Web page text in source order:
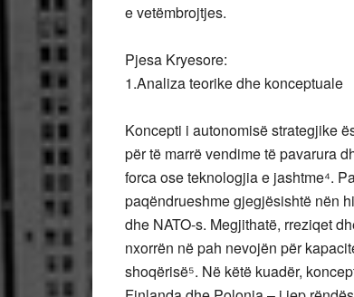
e vetëmbrojtjes.
Pjesa Kryesore:
1.Analiza teorike dhe konceptuale
Koncepti i autonomisë strategjike
për të marrë vendime të pavarura
forca ose teknologjia e jashtme⁴.
paqëndrueshme gjegjësishtë nën
dhe NATO-s. Megjithatë, rreziqet
nxorrën në pah nevojën për
shoqërisë⁵. Në këtë kuadër,